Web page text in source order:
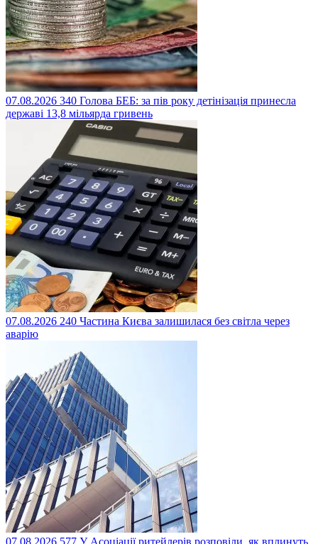
07.08.2026 340 Голова БЕБ: за пів року детінізація принесла
державі 13,8 мільярда гривень
07.08.2026 240 Частина Києва залишилася без світла через
аварію